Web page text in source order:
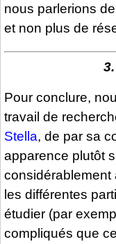
nous parlerions
et non plus de
Pour conclure,
travail de
Stella, de par sa
apparence plutôt
considérablement
les différentes
étudier (par
compliqués que